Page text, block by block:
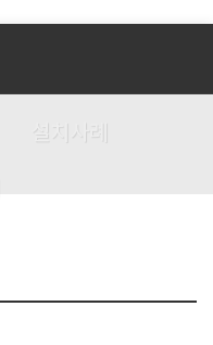
설치사례